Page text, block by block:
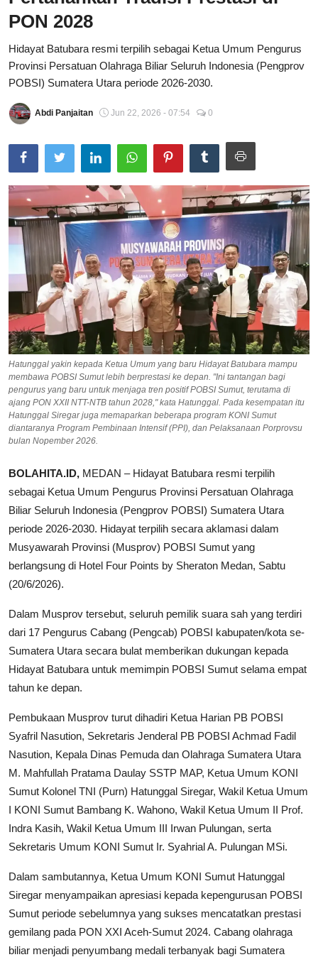
Total Sports
Contact
Pedoman Media Siber
PON 2028
Hidayat Batubara resmi terpilih sebagai Ketua Umum Pengurus
Provinsi Persatuan Olahraga Biliar Seluruh Indonesia (Pengprov
POBSI) Sumatera Utara periode 2026-2030.
Abdi Panjaitan Jun 22, 2026 - 07:54 0
Hatunggal yakin kepada Ketua Umum yang baru Hidayat Batubara mampu
membawa POBSI Sumut lebih berprestasi ke depan. "Ini tantangan bagi
pengurus yang baru untuk menjaga tren positif POBSI Sumut, terutama di
ajang PON XXII NTT-NTB tahun 2028," kata Hatunggal. Pada kesempatan itu
Hatunggal Siregar juga memaparkan beberapa program KONI Sumut
diantaranya Program Pembinaan Intensif (PPI), dan Pelaksanaan Porprovsu
bulan Nopember 2026.
BOLAHITA.ID, MEDAN – Hidayat Batubara resmi terpilih
sebagai Ketua Umum Pengurus Provinsi Persatuan Olahraga
Biliar Seluruh Indonesia (Pengprov POBSI) Sumatera Utara
periode 2026-2030. Hidayat terpilih secara aklamasi dalam
Musyawarah Provinsi (Musprov) POBSI Sumut yang
berlangsung di Hotel Four Points by Sheraton Medan, Sabtu
(20/6/2026).
Dalam Musprov tersebut, seluruh pemilik suara sah yang terdiri
dari 17 Pengurus Cabang (Pengcab) POBSI kabupaten/kota se-
Sumatera Utara secara bulat memberikan dukungan kepada
Hidayat Batubara untuk memimpin POBSI Sumut selama empat
tahun ke depan.
Pembukaan Musprov turut dihadiri Ketua Harian PB POBSI
Syafril Nasution, Sekretaris Jenderal PB POBSI Achmad Fadil
Nasution, Kepala Dinas Pemuda dan Olahraga Sumatera Utara
M. Mahfullah Pratama Daulay SSTP MAP, Ketua Umum KONI
Sumut Kolonel TNI (Purn) Hatunggal Siregar, Wakil Ketua Umum
I KONI Sumut Bambang K. Wahono, Wakil Ketua Umum II Prof.
Indra Kasih, Wakil Ketua Umum III Irwan Pulungan, serta
Sekretaris Umum KONI Sumut Ir. Syahrial A. Pulungan MSi.
Dalam sambutannya, Ketua Umum KONI Sumut Hatunggal
Siregar menyampaikan apresiasi kepada kepengurusan POBSI
Sumut periode sebelumnya yang sukses mencatatkan prestasi
gemilang pada PON XXI Aceh-Sumut 2024. Cabang olahraga
biliar menjadi penyumbang medali terbanyak bagi Sumatera